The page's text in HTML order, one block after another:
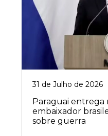
31 de Julho de 2026
Paraguai
embaixador
sobre guerra